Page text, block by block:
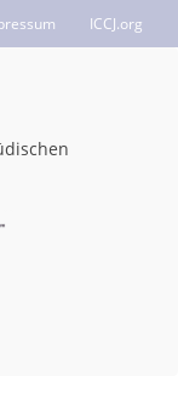
ICCJ.org